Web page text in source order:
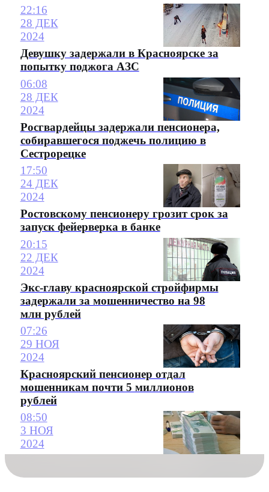
22:16
28 ДЕК
2024
Девушку задержали в Красноярске за
попытку поджога АЗС
06:08
28 ДЕК
2024
Росгвардейцы задержали пенсионера,
собиравшегося поджечь полицию в
Сестрорецке
17:50
24 ДЕК
2024
Ростовскому пенсионеру грозит срок за
запуск фейерверка в банке
20:15
22 ДЕК
2024
Экс-главу красноярской стройфирмы
задержали за мошенничество на 98
млн рублей
07:26
29 НОЯ
2024
Красноярский пенсионер отдал
мошенникам почти 5 миллионов
рублей
08:50
3 НОЯ
2024